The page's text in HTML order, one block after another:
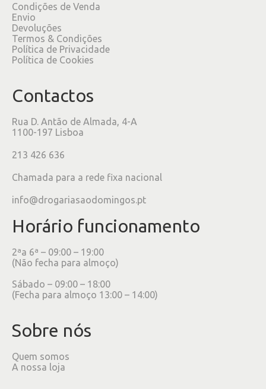
Condições de Venda
Envio
Devoluções
Termos & Condições
Política de Privacidade
Política de Cookies
Contactos
Rua D. Antão de Almada, 4-A
1100-197 Lisboa
213 426 636
Chamada para a rede fixa nacional
info@drogariasaodomingos.pt
Horário funcionamento
2ªa 6ª – 09:00 – 19:00
(Não fecha para almoço)
Sábado – 09:00 – 18:00
(Fecha para almoço 13:00 – 14:00)
Sobre nós
Quem somos
A nossa loja